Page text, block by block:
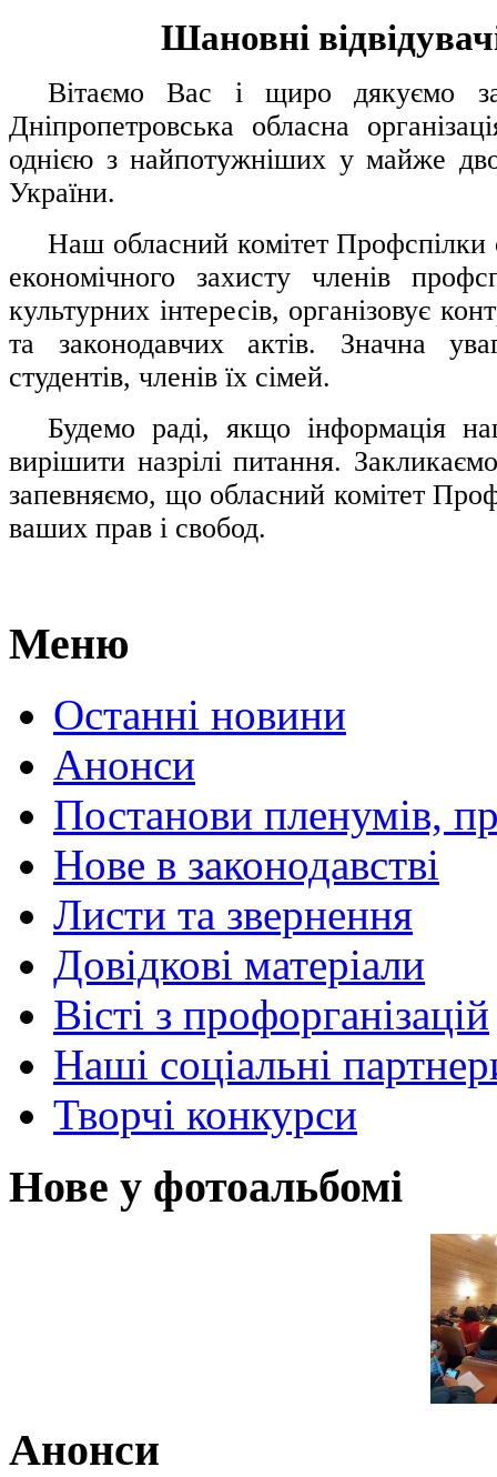
Шановні
Вітаємо Вас і щиро дякуємо за
Дніпропетровська обласна
однією з найпотужніших у майже
України.
Наш обласний комітет Профспілки
економічного захисту членів
культурних інтересів, організовує
та законодавчих актів. Значна
студентів, членів їх сімей.
Будемо раді, якщо інформація
вирішити назрілі питання.
запевняємо, що обласний комітет
ваших прав і свобод.
Меню
Останні новини
Анонси
Постанови пленумів,
Нове в законодавстві
Листи та звернення
Довідкові матеріали
Вісті з профорганізацій
Наші соціальні
Творчі конкурси
Нове у фотоальбомі
Анонси